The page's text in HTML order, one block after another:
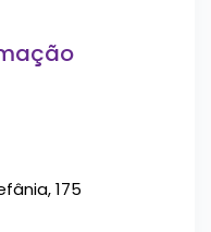
175